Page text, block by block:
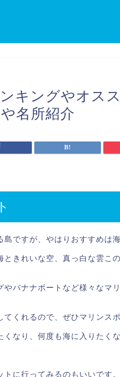
キングやオス
名所紹介
ですが、やはりおすすめは
ときれいな空、真っ白な雲こ
やバナナボートなど様々なマ
くれるので、ぜひマリンス
なり、何度も海に入りたくな
に行ってみるのもいいです。